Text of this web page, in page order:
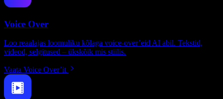
Voice Over
Loo reaalajas loomuliku kõlaga voice-over’eid AI abil. Tekstid,
videod, selgitused – ükskõik mis stiilis.
Vaata Voice Over’it